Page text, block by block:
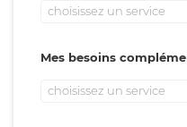
choisissez un service
Mes besoins
choisissez un service